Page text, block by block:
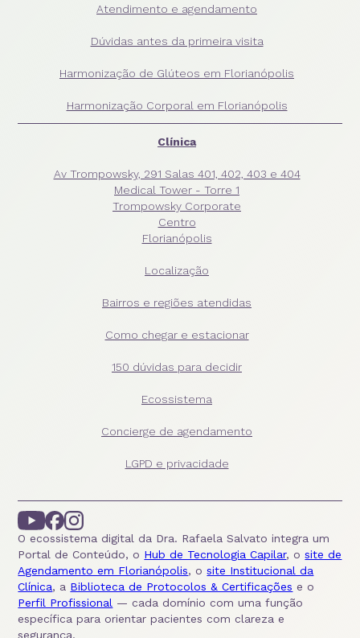
Atendimento e agendamento
Dúvidas antes da primeira visita
Harmonização de Glúteos em Florianópolis
Harmonização Corporal em Florianópolis
Clínica
Av Trompowsky, 291 Salas 401, 402, 403 e 404
Medical Tower - Torre 1
Trompowsky Corporate
Centro
Florianópolis
Localização
Bairros e regiões atendidas
Como chegar e estacionar
150 dúvidas para decidir
Ecossistema
Concierge de agendamento
LGPD e privacidade
O ecossistema digital da Dra. Rafaela Salvato integra um
Portal de Conteúdo, o Hub de Tecnologia Capilar, osite de
Agendamento em Florianópolis, osite Institucional da
Clínica, a Biblioteca de Protocolos & Certificações e o
Perfil Profissional — cada domínio com uma função
específica para orientar pacientes com clareza e
segurança.